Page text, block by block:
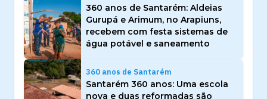
360 anos de Santarém: Aldeias
Gurupá e Arimum, no Arapiuns,
recebem com festa sistemas de
água potável e saneamento
360 anos de Santarém
Santarém 360 anos: Uma escola
nova e duas reformadas são